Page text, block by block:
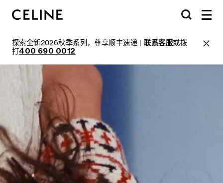
探索全新2026秋季系列，尊享顺丰速递 |联系客服或拨
打400 690 0012